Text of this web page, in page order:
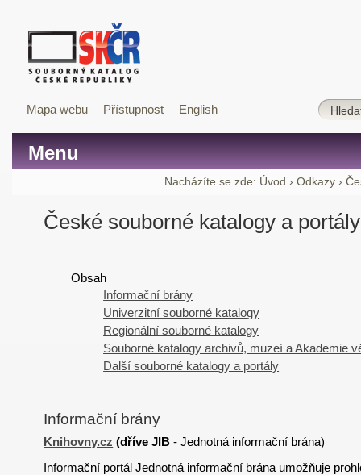
Mapa webu Přístupnost English
Menu
Nacházíte se zde: Úvod › Odkazy ›
České souborné katalogy a portály
Obsah
Informační brány
Univerzitní souborné katalogy
Regionální souborné katalogy
Souborné katalogy archivů, muzeí a Akademie
Další souborné katalogy a portály
Informační brány
Knihovny.cz (dříveJIB - Jednotná informační brána)
Informační portál Jednotná informační brána umožňuje